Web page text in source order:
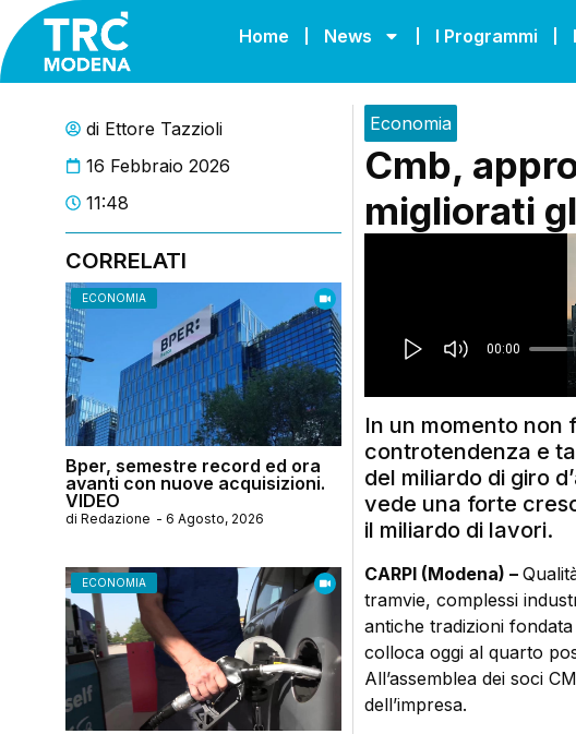
Home News I Programmi
di Ettore Tazzioli
16 Febbraio 2026
11:48
CORRELATI
ECONOMIA
Bper, semestre record ed ora
avanti con nuove acquisizioni.
VIDEO
di Redazione - 6 Agosto, 2026
ECONOMIA
Economia
Cmb,
migliorati
In un momento non
controtendenza e
del miliardo di giro
vede una forte
il miliardo di lavori.
CARPI (Modena) –
tramvie, complessi
antiche tradizioni
colloca oggi al quarto
All’assemblea dei soci
dell’impresa.